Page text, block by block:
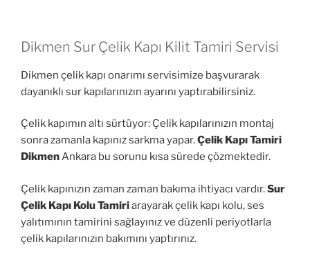
Dikmen Sur Çelik Kapı Kilit Tamiri Servisi
Dikmen çelik kapı onarımı servisimize başvurarak
dayanıklı sur kapılarınızın ayarını yaptırabilirsiniz.
Çelik kapımın altı sürtüyor: Çelik kapılarınızın montaj
sonra zamanla kapınız sarkma yapar.Çelik Kapı Tamiri
DikmenAnkara bu sorunu kısa sürede çözmektedir.
Çelik kapınızın zaman zaman bakıma ihtiyacı vardır.Sur
Çelik Kapı Kolu Tamiriarayarak çelik kapı kolu, ses
yalıtımının tamirini sağlayınız ve düzenli periyotlarla
çelik kapılarınızın bakımını yaptırınız.